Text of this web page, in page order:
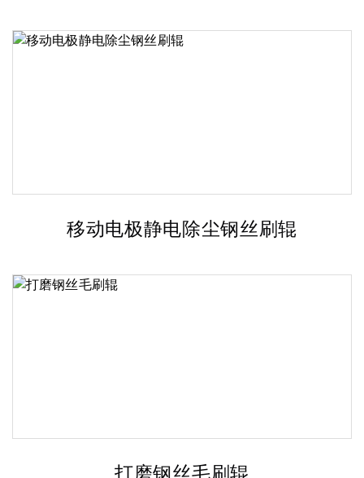
移动电极静电除尘钢丝刷辊
打磨钢丝毛刷辊